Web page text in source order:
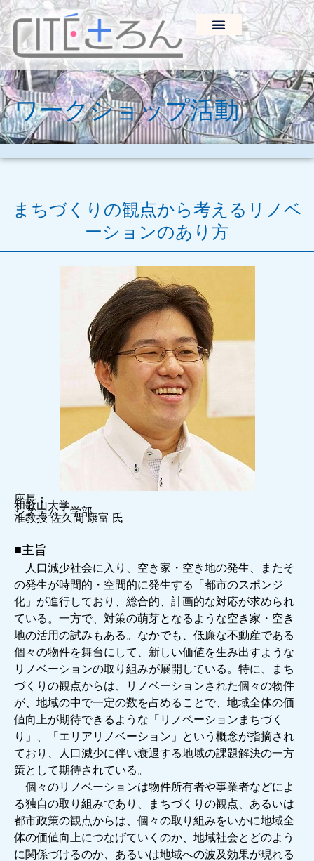
ワークショップ活動
まちづくりの観点から考えるリノベ
ーションのあり方
座長：
和歌山大学
システム工学部
准教授 佐久間 康富 氏
■主旨
人口減少社会に入り、空き家・空き地の発生、またそ
の発生が時間的・空間的に発生する「都市のスポンジ
化」が進行しており、総合的、計画的な対応が求められ
ている。一方で、対策の萌芽となるような空き家・空き
地の活用の試みもある。なかでも、低廉な不動産である
個々の物件を舞台にして、新しい価値を生み出すような
リノベーションの取り組みが展開している。特に、まち
づくりの観点からは、リノベーションされた個々の物件
が、地域の中で一定の数を占めることで、地域全体の価
値向上が期待できるような「リノベーションまちづく
り」、「エリアリノベーション」という概念が指摘され
ており、人口減少に伴い衰退する地域の課題解決の一方
策として期待されている。
個々のリノベーションは物件所有者や事業者などによ
る独自の取り組みであり、まちづくりの観点、あるいは
都市政策の観点からは、個々の取り組みをいかに地域全
体の価値向上につなげていくのか、地域社会とどのよう
に関係づけるのか、あるいは地域への波及効果が現れる